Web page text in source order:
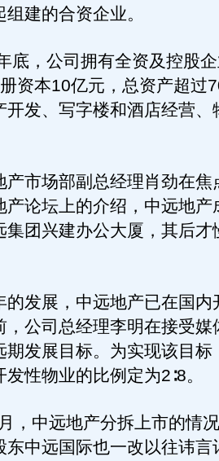
建的合资企业。
，公司拥有全资及控股企
资本10亿元，总资产超过
开发、写字楼和酒店经营、
市场部副总经理肖劲在焦
产论坛上的介绍，中远地产
集团兴建办公大厦，其后才
发展，中远地产已在国内
，公司总经理李明在接受媒
期发展目标。为实现该目标
性物业的比例定为2∶8。
中远地产分拆上市的情
东中远国际也一改以往讳言